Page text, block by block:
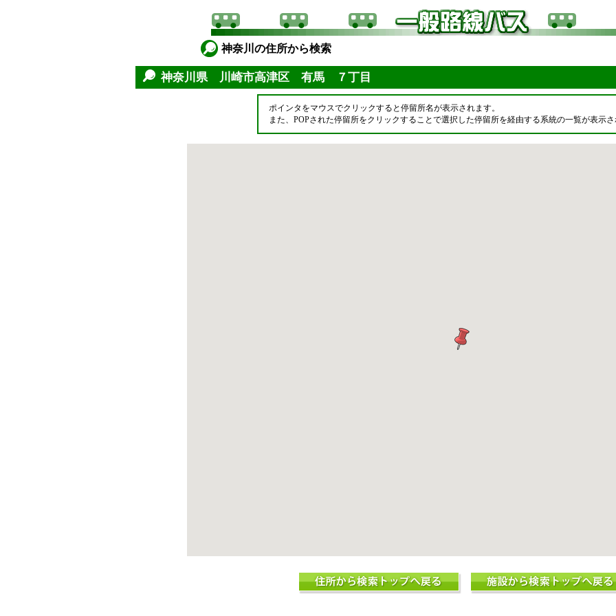
神奈川の住所から検索
神奈川県 川崎市高津区 有馬 ７丁目
ポインタをマウスでクリックすると停留所名が表示されます。
また、POPされた停留所をクリックすることで選択した停留所を経由する系統の一覧が表示